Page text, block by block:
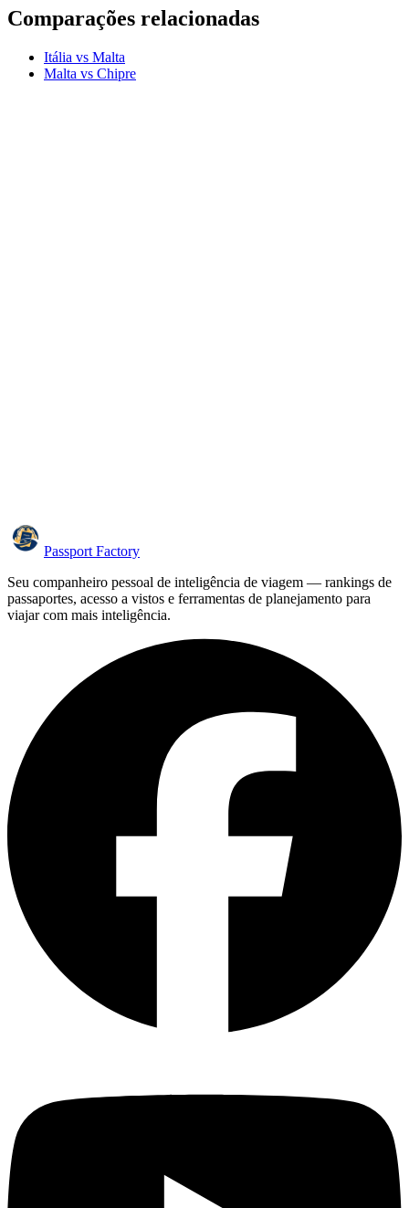
Comparações relacionadas
Itália vs Malta
Malta vs Chipre
Passport Factory
Seu companheiro pessoal de inteligência de viagem — rankings de
passaportes, acesso a vistos e ferramentas de planejamento para
viajar com mais inteligência.